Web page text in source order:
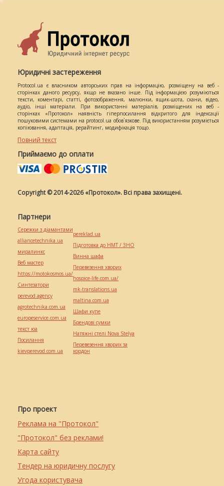
Юридичні застереження
Protocol.ua є власником авторських прав на інформацію, розміщену на веб -
сторінках даного ресурсу, якщо не вказано інше. Під інформацією розуміються
тексти, коментарі, статті, фотозображення, малюнки, ящик-шота, скани, відео,
аудіо, інші матеріали. При використанні матеріалів, розміщених на веб -
сторінках «Протокол» наявність гіперпосилання відкритого для індексації
пошуковими системами на protocol.ua обов`язкове. Під використанням розуміється
копіювання, адаптація, рерайтинг, модифікація тощо.
Повний текст
Приймаємо до оплати
Copyright © 2014-2026 «Протокол». Всі права захищені.
Про проект
Реклама на "Протокол"
"Протокол" без реклами!
Карта сайту
Тендер на юридичну послугу
Угода користувача
Партнери
Сережки з діамантами
alliancetechnika.ua
миралинкс
Веб мастер
https://motokosmos.ua/
Синтезатори
perevod.agency
agrotechnika.com.ua
europeservice.com.ua
текст юа
Посилання
kievperevod.com.ua
pereklad.ua
Підготовка до НМТ / ЗНО
Винна шафа
Перевезення хворих
hospice-life.com.ua/
mk-translations.ua
maltina.com.ua
Шафи купе
Брендові сумки
Натяжні стелі Nova Stelya
Перевезення хворих за
кордон